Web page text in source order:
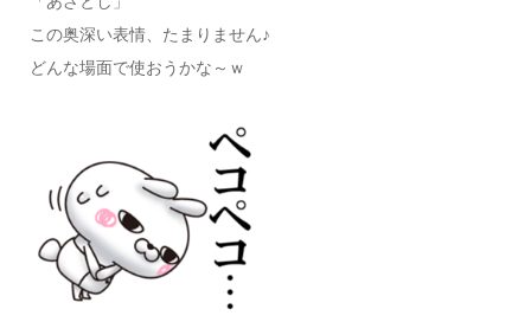
この奥深い表情、たまりません♪
どんな場面で使おうかな～ｗ